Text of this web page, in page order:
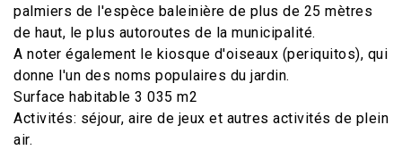
palmiers de l'espèce baleinière de plus de 25 mètres
de haut, le plus autoroutes de la municipalité.
A noter également le kiosque d'oiseaux (periquitos), qui
donne l'un des noms populaires du jardin.
Surface habitable 3 035 m2
Activités: séjour, aire de jeux et autres activités de plein
air.